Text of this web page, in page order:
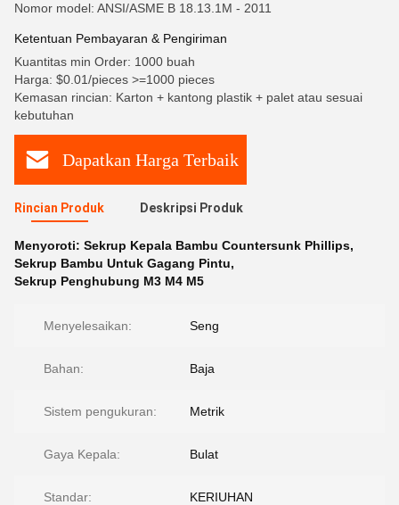
Nomor model: ANSI/ASME B 18.13.1M - 2011
Ketentuan Pembayaran & Pengiriman
Kuantitas min Order: 1000 buah
Harga: $0.01/pieces >=1000 pieces
Kemasan rincian: Karton + kantong plastik + palet atau sesuai
kebutuhan
Dapatkan Harga Terbaik
Rincian Produk Deskripsi Produk
Menyoroti: Sekrup Kepala Bambu Countersunk Phillips,
Sekrup Bambu Untuk Gagang Pintu,
Sekrup Penghubung M3 M4 M5
Menyelesaikan: Seng
Bahan: Baja
Sistem pengukuran: Metrik
Gaya Kepala: Bulat
Standar: KERIUHAN